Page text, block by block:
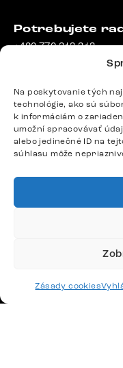
Na poskytovanie tých
technológie, ako sú
k informáciám o
umožní spracovávať
alebo jedinečné ID na
súhlasu môže
Zásady cookies
Potrebujete
+420 770 313 313
Po – Pia: 9:00 – 17:00
Odpovedáme do 24
Google recenzie